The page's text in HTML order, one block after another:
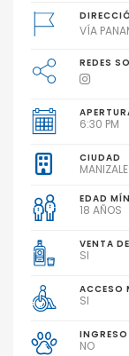
VÍA
REDES
6:30 PM
CIUDAD
EDAD
18 AÑOS
VENTA
SI
ACCESO
SI
NO